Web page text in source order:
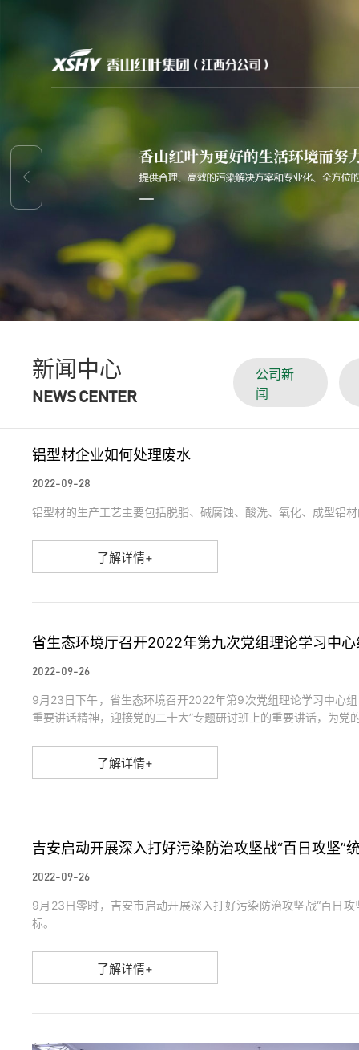
新闻中心
NEWS CENTER
公司新
闻
铝型材企业如何处理废水
2022-09-28
铝型材的生产工艺主要包括脱脂、碱腐蚀、酸洗、氧化、成型铝
了解详情+
省生态环境厅召开2022年第九次党组理论学习中
2022-09-26
9月23日下午，省生态环境召开2022年第9次党组理论学习中心
重要讲话精神，迎接党的二十大”专题研讨班上的重要讲话，为
了解详情+
吉安启动开展深入打好污染防治攻坚战“百日攻坚”
2022-09-26
9月23日零时，吉安市启动开展深入打好污染防治攻坚战“百日
标。
了解详情+